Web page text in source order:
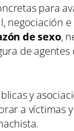
para
negociación
de sexo,
de
y
a víctimas